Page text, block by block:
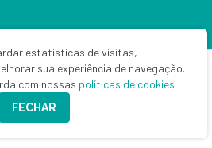
estatísticas de visitas,
sua experiência de navegação.
com nossas políticas de cookies
FECHAR